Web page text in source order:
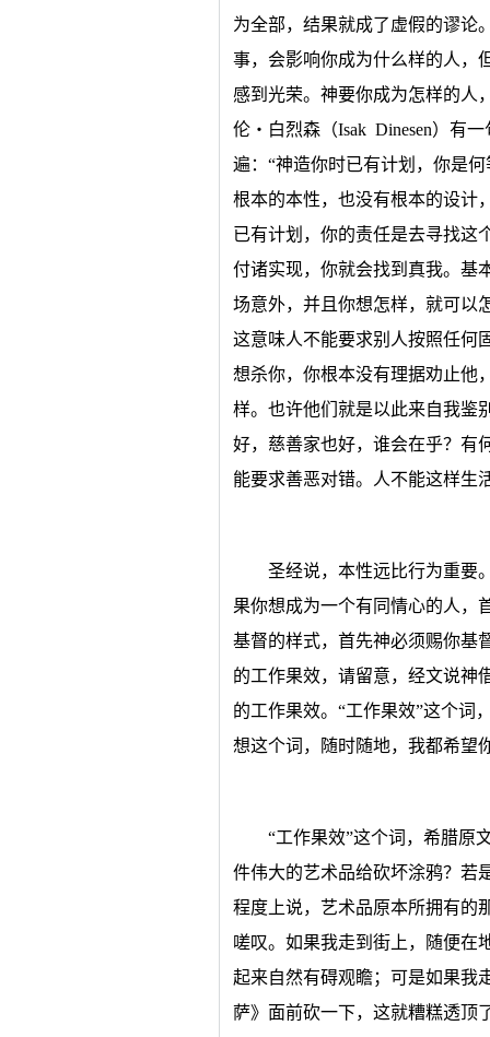
为全部，结果就成了虚假的谬论
事，会影响你成为什么样的人，
感到光荣。神要你成为怎样的人
伦‧白烈森（Isak Dinesen）有
遍：“神造你时已有计划，你是
根本的本性，也没有根本的设计
已有计划，你的责任是去寻找这
付诸实现，你就会找到真我。基
场意外，并且你想怎样，就可以
这意味人不能要求别人按照任何
想杀你，你根本没有理据劝止他
样。也许他们就是以此来自我鉴
好，慈善家也好，谁会在乎？有
能要求善恶对错。人不能这样生
圣经说，本性远比行为重要
果你想成为一个有同情心的人，
基督的样式，首先神必须赐你基
的工作果效，请留意，经文说神
的工作果效。“工作果效”这个词
想这个词，随时随地，我都希望
“工作果效”这个词，希腊原
件伟大的艺术品给砍坏涂鸦？若
程度上说，艺术品原本所拥有的
嗟叹。如果我走到街上，随便在
起来自然有碍观瞻；可是如果我
萨》面前砍一下，这就糟糕透顶